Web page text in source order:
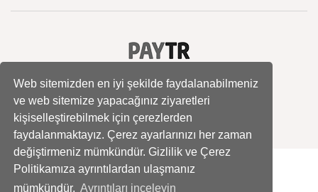
Web sitemizden en iyi şekilde faydalanabilmeniz
ve web sitemize yapacağınız ziyaretleri
kişiselleştirebilmek için çerezlerden
faydalanmaktayız. Çerez ayarlarınızı her zaman
değiştirmeniz mümkündür. Gizlilik ve Çerez
Politikamıza ayrıntılardan ulaşmanız
mümkündür. Ayrıntıları inceleyin